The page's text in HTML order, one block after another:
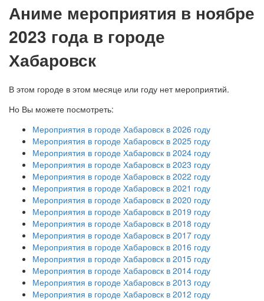
Аниме мероприятия в ноябре
2023 года в городе
Хабаровск
В этом городе в этом месяце или году нет мероприятий.
Но Вы можете посмотреть:
Мероприятия в городе Хабаровск в 2026 году
Мероприятия в городе Хабаровск в 2025 году
Мероприятия в городе Хабаровск в 2024 году
Мероприятия в городе Хабаровск в 2023 году
Мероприятия в городе Хабаровск в 2022 году
Мероприятия в городе Хабаровск в 2021 году
Мероприятия в городе Хабаровск в 2020 году
Мероприятия в городе Хабаровск в 2019 году
Мероприятия в городе Хабаровск в 2018 году
Мероприятия в городе Хабаровск в 2017 году
Мероприятия в городе Хабаровск в 2016 году
Мероприятия в городе Хабаровск в 2015 году
Мероприятия в городе Хабаровск в 2014 году
Мероприятия в городе Хабаровск в 2013 году
Мероприятия в городе Хабаровск в 2012 году